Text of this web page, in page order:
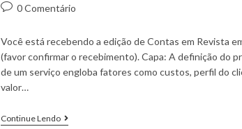
0 Comentário
Você está recebendo a edição de Contas em Revista
(favor confirmar o recebimento). Capa: A definição do
de um serviço engloba fatores como custos, perfil do
valor…
Continue Lendo